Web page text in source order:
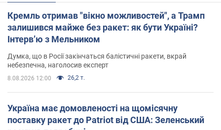
Кремль отримав "вікно можливостей", а Трамп
залишився майже без ракет: як бути Україні?
Інтерв’ю з Мельником
Думка, що в Росії закінчаться балістичні ракети, вкрай
небезпечна, наголосив експерт
8.08.2026 12:00 26,2 т.
Україна має домовленості на щомісячну
поставку ракет до Patriot від США: Зеленський